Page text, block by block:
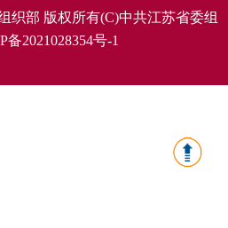
织部 版权所有(C)中共江苏省委组
备2021028354号-1